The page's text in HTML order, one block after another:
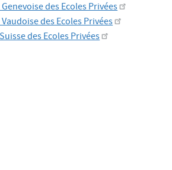
des Ecoles Privées
des Ecoles Privées
des Ecoles Privées